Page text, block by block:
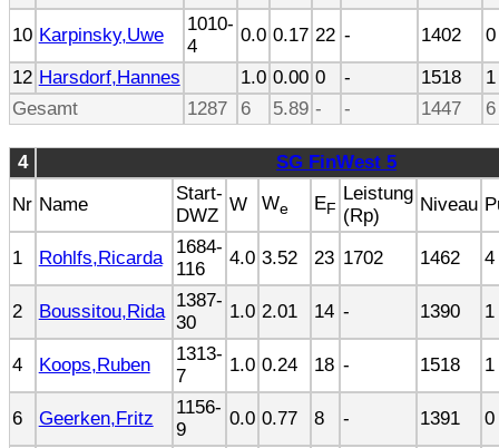
10 Karpinsky,Uwe
1010-
4
0.0 0.17 22 - 1402
12 Harsdorf,Hannes 1.0 0.00 0 - 1518
Gesamt
1287 6 5.89 - - 1447
4
SG FinWest 5
Nr Name
Start-
DWZ
W We EF
Leistung
(Rp)
Niveau
1 Rohlfs,Ricarda
1684-
116
4.0 3.52 23 1702 1462 4
2 Boussitou,Rida
1387-
30
1.0 2.01 14 - 1390
4 Koops,Ruben
1313-
7
1.0 0.24 18 - 1518
6 Geerken,Fritz
1156-
9
0.0 0.77 8 - 1391 0